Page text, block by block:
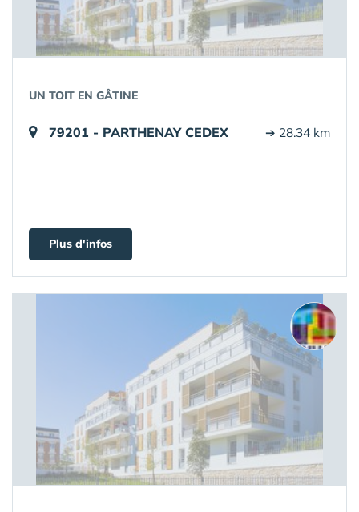
UN TOIT EN GÂTINE
79201 - PARTHENAY CEDEX ➔ 28.34 km
Plus d'infos